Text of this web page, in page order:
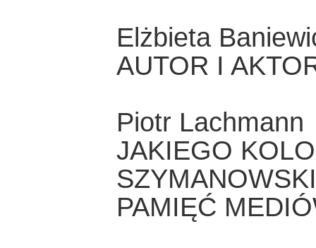
Elżbieta
AUTOR I
Piotr Lachmann
JAKIEGO
PAMIĘĆ